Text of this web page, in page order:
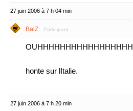
27 juin 2006 à 7 h 04 min
BalZ Participant
OUHHHHHHHHHHHHHHHHH
honte sur lItalie.
27 juin 2006 à 7 h 20 min